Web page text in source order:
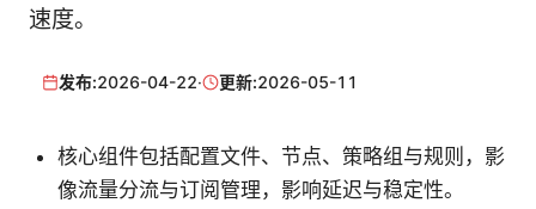
速度。
发布:2026-04-22· 更新:2026-05-11
核心组件包括配置文件、节点、策略组与规则，影
像流量分流与订阅管理，影响延迟与稳定性。